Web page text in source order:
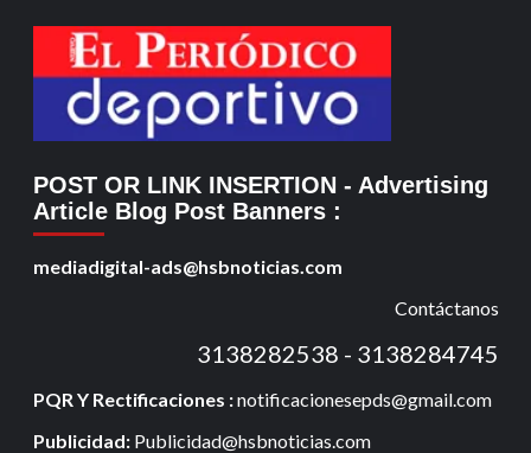
POST OR LINK INSERTION - Advertising
Article Blog Post Banners :
mediadigital-ads@hsbnoticias.com
Contáctanos
3138282538 - 3138284745
PQR Y Rectificaciones :notificacionesepds@gmail.com
Publicidad: Publicidad@hsbnoticias.com